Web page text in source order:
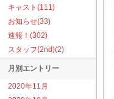
キャスト(111)
お知らせ(33)
速報！(302)
スタッフ(2nd)(2)
月別エントリー
2020年11月